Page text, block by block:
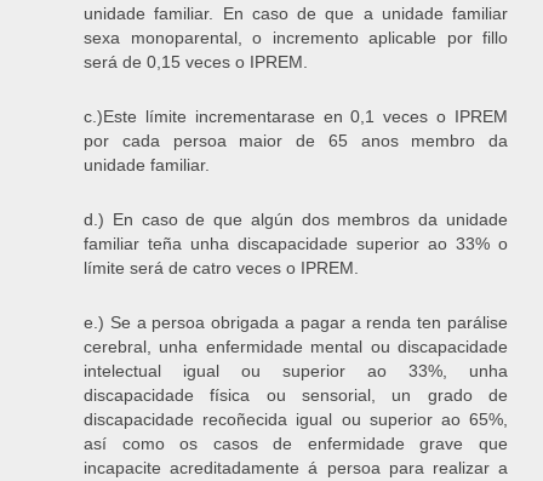
unidade familiar. En caso de que a unidade familiar
sexa monoparental, o incremento aplicable por fillo
será de 0,15 veces o IPREM.
c.)Este límite incrementarase en 0,1 veces o IPREM
por cada persoa maior de 65 anos membro da
unidade familiar.
d.) En caso de que algún dos membros da unidade
familiar teña unha discapacidade superior ao 33% o
límite será de catro veces o IPREM.
e.) Se a persoa obrigada a pagar a renda ten parálise
cerebral, unha enfermidade mental ou discapacidade
intelectual igual ou superior ao 33%, unha
discapacidade física ou sensorial, un grado de
discapacidade recoñecida igual ou superior ao 65%,
así como os casos de enfermidade grave que
incapacite acreditadamente á persoa para realizar a